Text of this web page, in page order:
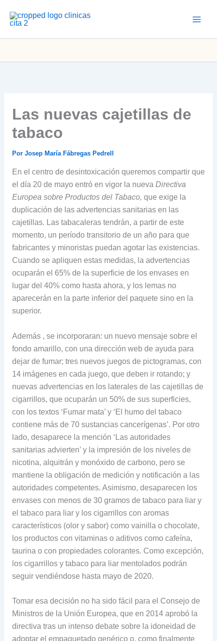
Las nuevas cajetillas de
tabaco
Por Josep María Fábregas Pedrell
En el centro de desintoxicación queremos compartir que
el día 20 de mayo entró en vigor la nueva Directiva
Europea sobre Productos del Tabaco, que exige la
duplicación de las advertencias sanitarias en las
cajetillas. Las tabacaleras tendrán, a partir de este
momento, un período transitorio de un año para que
fabricantes y minoristas puedan agotar las existencias.
Cuando se apliquen estas medidas, la advertencias
ocuparán el 65% de la superficie de los envases en
lugar del 40% como hasta ahora, y los lemas no
aparecerán en la parte inferior del paquete sino en la
superior.
Además , se incorporaran: un nuevo mensaje sobre el
fondo amarillo, con una dirección web de ayuda para
dejar de fumar; tres nuevos juegos de pictogramas, con
14 imágenes en cada juego, que deben ir rotando; y
nuevas advertencias en los laterales de las cajetillas de
cigarrillos, que ocuparán un 50% de sus superficies,
con los textos ‘Fumar mata’ y ‘El humo del tabaco
contiene más de 70 sustancias cancerígenas’. Por otro
lado, desaparece la mención ‘Las autoridades
sanitarias advierten’ y la impresión de los niveles de
nicotina, alquitrán y monóxido de carbono, pero se
mantiene la obligación de medición y notificación a las
autoridades competentes. Asimismo, desaparecen los
envases con menos de 30 gramos de tabaco para liar y
el tabaco para liar y los cigarrillos con aromas
característicos (olor y sabor) como vainilla o chocolate,
los productos con vitaminas o aditivos como cafeína,
taurina o con propiedades colorantes. Como excepción,
los cigarrillos y tabaco para liar mentolados podrán
seguir vendiéndose hasta mayo de 2020.
Tomar esa decisión no ha sido fácil para el Consejo de
Ministros de la Unión Europea, que en 2014 aprobó la
directiva tras un intenso debate sobre la idoneidad de
adoptar el empaquetado genérico o, como finalmente